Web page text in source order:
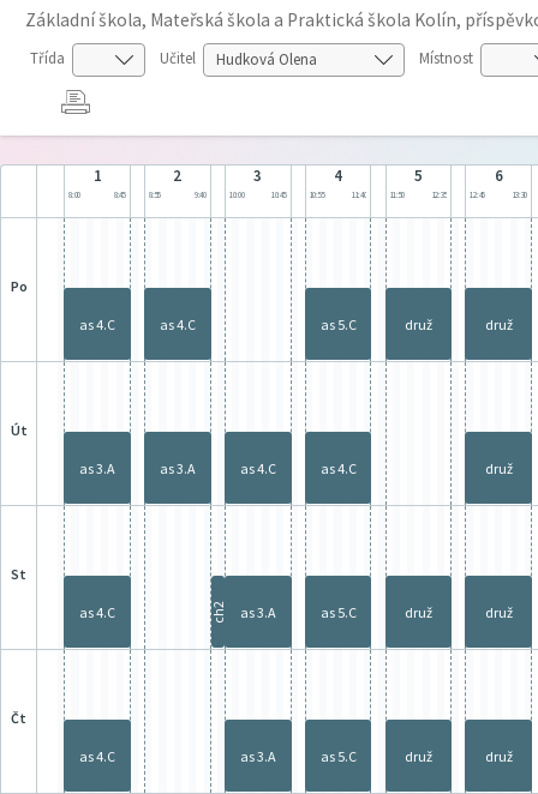
Základní škola, Mateřská škola a Praktická škola Kolín,
Třída Učitel Místnost
1
8:00 8:45
2
8:55 9:40
3
10:00 10:45
4
10:55 11:40
5
11:50 12:35
6
12:45 13:30
po
as 4.C as 4.C as 5.C druž druž
út
as 3.A as 3.A as 4.C as 4.C druž
st
ch2
as 4.C as 3.A as 5.C druž druž
čt
as 4.C as 3.A as 5.C druž druž